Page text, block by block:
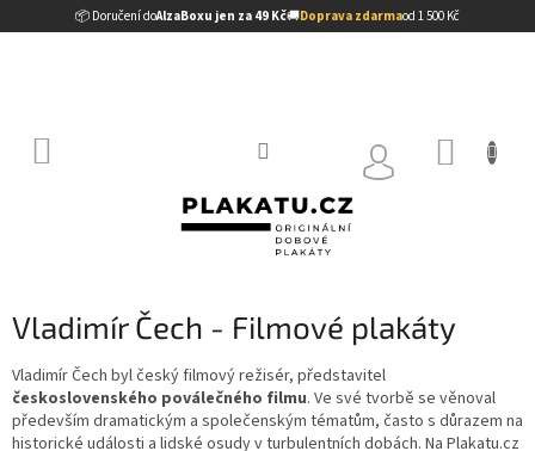
📦 Doručení doAlzaBoxu jen za 49 Kč🚚Doprava zdarmaod 1 500 Kč
na
Vladimír Čech - Filmové plakáty
Vladimír Čech byl český filmový režisér, představitel
československého poválečného filmu. Ve své tvorbě se věnoval
především dramatickým a společenským tématům, často s důrazem na
historické události a lidské osudy v turbulentních dobách. Na Plakatu.cz